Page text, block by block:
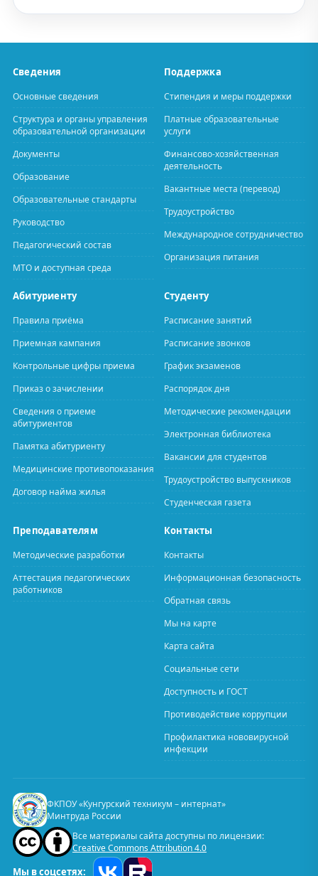
Сведения
Основные сведения
Структура и органы управления
образовательной организации
Документы
Образование
Образовательные стандарты
Руководство
Педагогический состав
МТО и доступная среда
Поддержка
Стипендия и меры поддержки
Платные образовательные
услуги
Финансово-хозяйственная
деятельность
Вакантные места (перевод)
Трудоустройство
Международное сотрудничество
Организация питания
Абитуриенту
Правила приёма
Приемная кампания
Контрольные цифры приема
Приказ о зачислении
Сведения о приеме
абитуриентов
Памятка абитуриенту
Медицинские противопоказания
Договор найма жилья
Студенту
Расписание занятий
Расписание звонков
График экзаменов
Распорядок дня
Методические рекомендации
Электронная библиотека
Вакансии для студентов
Трудоустройство выпускников
Студенческая газета
Преподавателям
Методические разработки
Аттестация педагогических
работников
Контакты
Контакты
Информационная безопасность
Обратная связь
Мы на карте
Карта сайта
Социальные сети
Доступность и ГОСТ
Противодействие коррупции
Профилактика нововирусной
инфекции
ФКПОУ «Кунгурский техникум – интернат»
Минтруда России
Все материалы сайта доступны по лицензии:
Creative Commons Attribution 4.0
Мы в соцсетях: